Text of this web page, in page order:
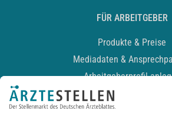
FÜR ARBEITGEBER
Produkte & Preise
Mediadaten &
Arbeitgeberprofil
Recruiting-Podcast